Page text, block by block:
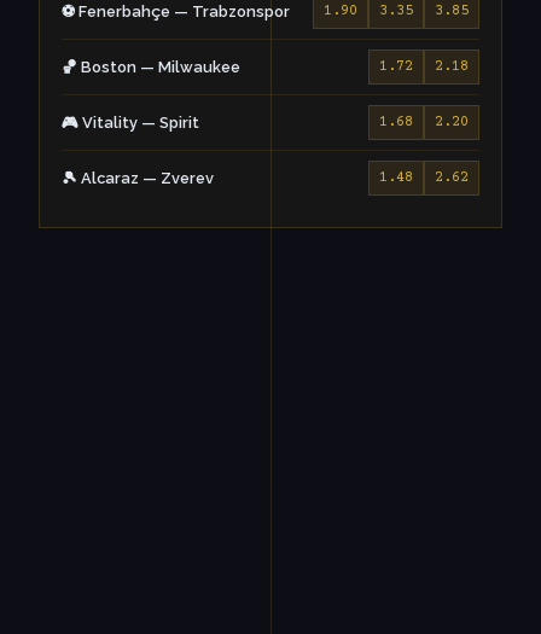
⚽ Fenerbahçe — Trabzonspor 1.90 3.35 3.85
🏀 Boston — Milwaukee 1.72 2.18
🎮 Vitality — Spirit 1.68 2.20
🎾 Alcaraz — Zverev 1.48 2.62